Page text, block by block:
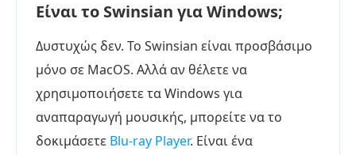
Είναι το Swinsian για Windows;
Δυστυχώς δεν. Το Swinsian είναι προσβάσιμο
μόνο σε MacOS. Αλλά αν θέλετε να
χρησιμοποιήσετε τα Windows για
αναπαραγωγή μουσικής, μπορείτε να το
δοκιμάσετε Blu-ray Player. Είναι ένα